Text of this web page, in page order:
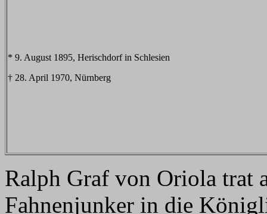
* 9. August 1895, Herischdorf in Schlesien
† 28. April 1970, Nürnberg
Ralph Graf von Oriola trat
Fahnenjunker in die